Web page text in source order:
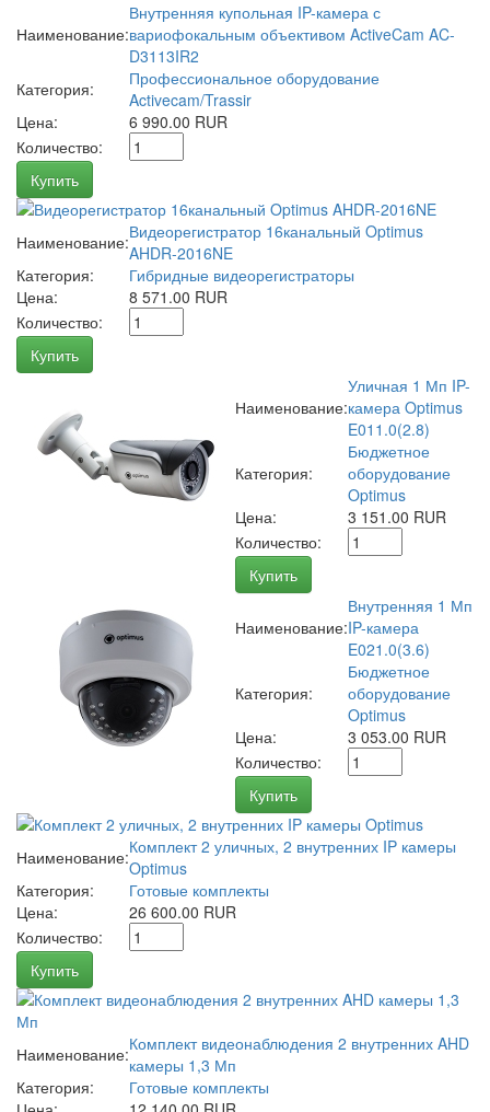
Наименование:
Внутренняя купольная IP-камера с
вариофокальным объективом ActiveCam AC-
D3113IR2
Категория:
Профессиональное оборудование
Activecam/Trassir
Цена:
6 990.00 RUR
Количество:
Купить
Наименование:Видеорегистратор 16канальный Optimus
AHDR-2016NE
Категория:
Гибридные видеорегистраторы
Цена:
8 571.00 RUR
Количество:
Купить
Наименование:
Уличная 1 Мп IP-
камера Optimus
E011.0(2.8)
Категория:
Бюджетное
оборудование
Optimus
Цена:
3 151.00 RUR
Количество:
Купить
Наименование:
Внутренняя 1 Мп
IP-камера
E021.0(3.6)
Категория:
Бюджетное
оборудование
Optimus
Цена:
3 053.00 RUR
Количество:
Купить
Наименование:Комплект 2 уличных, 2 внутренних IP камеры
Optimus
Категория:
Готовые комплекты
Цена:
26 600.00 RUR
Количество:
Купить
Наименование:Комплект видеонаблюдения 2 внутренних AHD
камеры 1,3 Мп
Категория:
Готовые комплекты